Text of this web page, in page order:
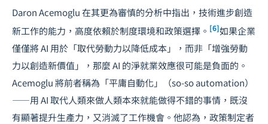
Daron Acemoglu 在其更為審慎的分析中指出，技術進步創造
新工作的能力，高度依賴於制度環境和政策選擇。 [6]如果企業
僅僅將 AI 用於「取代勞動力以降低成本」，而非「增強勞動
力以創造新價值」，那麼 AI 的淨就業效應很可能是負面的。
Acemoglu 將前者稱為「平庸自動化」（so-so automation）
——用 AI 取代人類來做人類本來就能做得不錯的事情，既沒
有顯著提升生產力，又消滅了工作機會。他認為，政策制定者